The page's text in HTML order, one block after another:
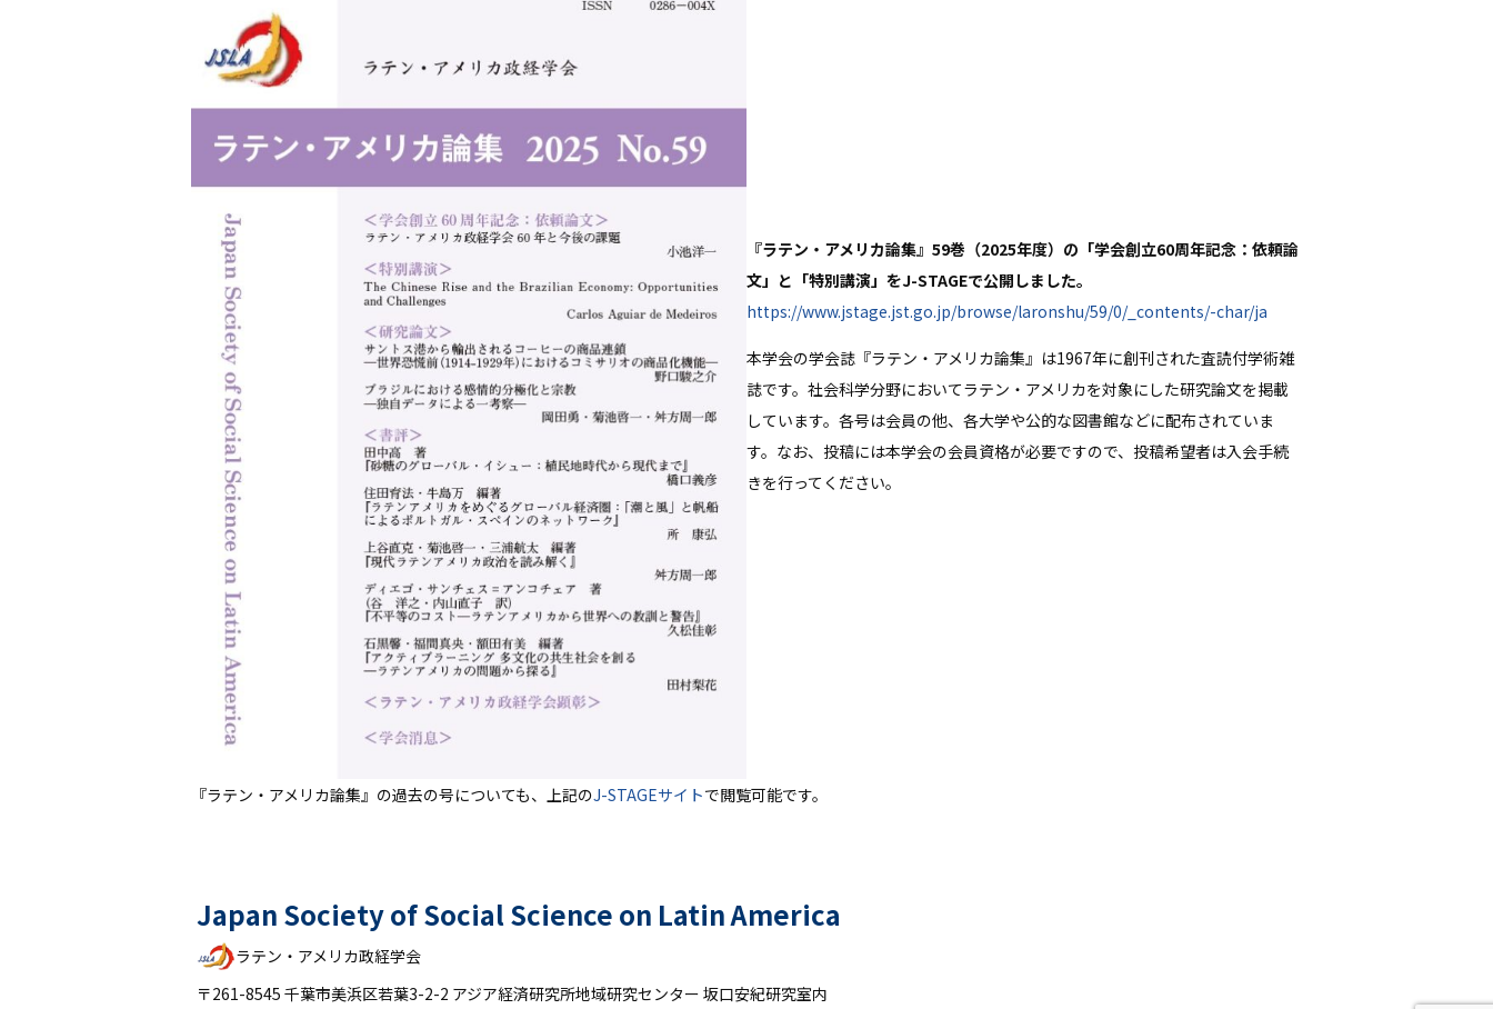
『ラテン・アメリカ論集』59巻（2025年度）の「学会創立60周年記念：依頼論
文」と「特別講演」をJ-STAGEで公開しました。
https://www.jstage.jst.go.jp/browse/laronshu/59/0/_contents/-char/ja
本学会の学会誌『ラテン・アメリカ論集』は1967年に創刊された査読付学術雑
誌です。社会科学分野においてラテン・アメリカを対象にした研究論文を掲載
しています。各号は会員の他、各大学や公的な図書館などに配布されていま
す。なお、投稿には本学会の会員資格が必要ですので、投稿希望者は入会手続
きを行ってください。
『ラテン・アメリカ論集』の過去の号についても、上記のJ-STAGEサイトで閲覧可能です。
Japan Society of Social Science on Latin America
ラテン・アメリカ政経学会
〒261-8545 千葉市美浜区若葉3-2-2 アジア経済研究所地域研究センター 坂口安紀研究室内